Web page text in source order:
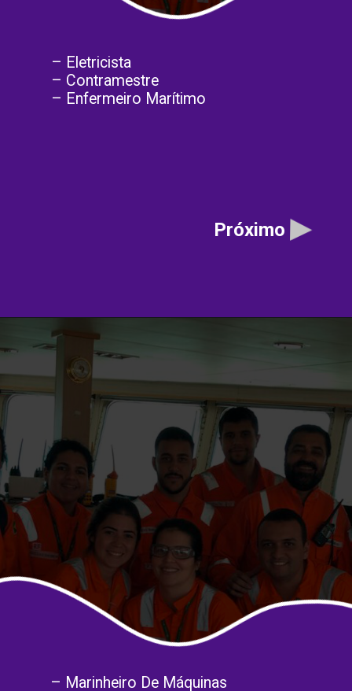
– Eletricista
– Contramestre
– Enfermeiro Marítimo
Próximo
– Marinheiro De Máquinas